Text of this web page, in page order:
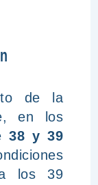
de la
en los
38 y 39
los 39